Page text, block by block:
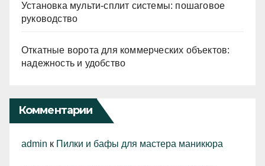
Установка мульти-сплит системы: пошаговое
руководство
Откатные ворота для коммерческих объектов:
надежность и удобство
Комментарии
admin к Пилки и бафы для мастера маникюра